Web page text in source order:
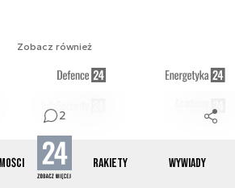
RAKIETY WYWIADY
2
Obserwuj nas
Zobacz również